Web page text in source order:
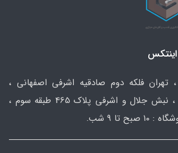
فلکه دوم صادقیه اشرفی اصفهانی ،
ابتدای جلال آل احمد ، نبش جلال و اشرفی پلاک 465 طبقه سوم ،